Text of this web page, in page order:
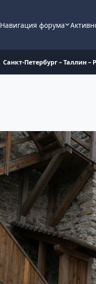
Навигация форума
Санкт-Петербург – Таллин –